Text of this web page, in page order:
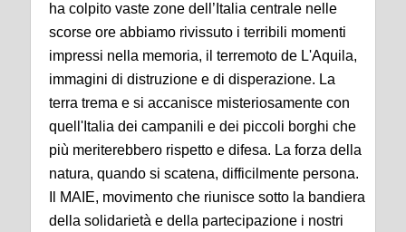
ha colpito vaste zone dell’Italia centrale nelle
scorse ore abbiamo rivissuto i terribili momenti
impressi nella memoria, il terremoto de L'Aquila,
immagini di distruzione e di disperazione. La
terra trema e si accanisce misteriosamente con
quell'Italia dei campanili e dei piccoli borghi che
più meriterebbero rispetto e difesa. La forza della
natura, quando si scatena, difficilmente persona.
Il MAIE, movimento che riunisce sotto la bandiera
della solidarietà e della partecipazione i nostri